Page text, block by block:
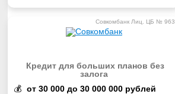
Совкомбанк Лиц. ЦБ № 963
Кредит для больших планов без
залога
💰 от 30 000 до 30 000 000 рублей